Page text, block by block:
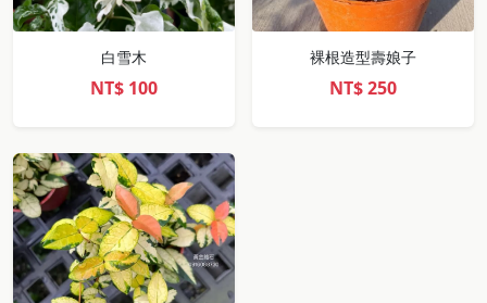
白雪木
NT$ 100
裸根造型壽娘子
NT$250